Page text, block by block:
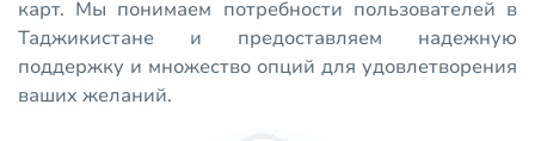
карт. Мы понимаем потребности пользователей в
Таджикистане и предоставляем надежную
поддержку и множество опций для удовлетворения
ваших желаний.